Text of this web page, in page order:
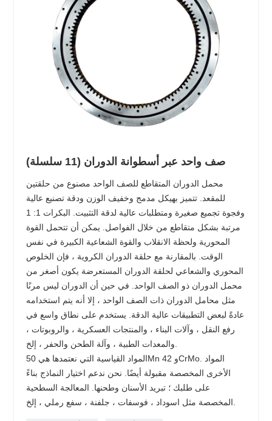
صف واحد عبر أسطوانة الدوران (11 سلسلة)
محمل الدوران المتقاطع للصف الواحد مصنوع من حلقتين
للمقعد. تتميز بهيكل مدمج وخفيف الوزن ودقة تصنيع عالية
وفجوة تجميع صغيرة ومتطلبات عالية لدقة التثبيت. البكرات 1: 1
مرتبة بشكل متقاطع من خلال الفواصل. يمكن أن تتحمل القوة
المحورية ولحظة الانقلاب والقوة الشعاعية الكبيرة في نفس
الوقت. بالمقارنة مع حلقة الدوران الكروية ، فإن الخلوص
المحوري والشعاعي لحلقة الدوران المستعرضة يكون أصغر من
محمل الدوران ذو الصف الواحد. في حين أن الدوران ليس مرنًا
مثل محامل الدوران ذات الصف الواحد ، إلا أنه يتم استخدامه
عادةً لبعض التطبيقات عالية الدقة. يستخدم على نطاق واسع في
رفع النقل ، وآلات البناء ، والمنتجات العسكرية ، والروبوتات ،
المواد القياسية التي نعتمدها هي 50Mn و 42CrMo. المواد
الأخرى المخصصة مقبولة أيضًا. نحن ندعم اختيار النماذج بناءً
على طلبك ؛ تبريد الأسنان وطحنها. المعالجة السطحية